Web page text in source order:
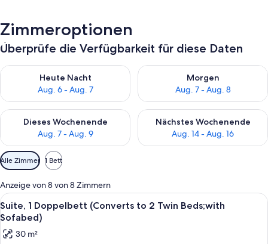
Zimmeroptionen
Überprüfe die Verfügbarkeit für diese Daten
Heute Nacht
Aug. 6 - Aug. 7
Überprüfe die Verfügbarkeit für heute Nacht, Aug. 6 - Aug. 7.
Morgen
Aug. 7 - Aug. 8
Überprüfe die Verfügbarkeit
Dieses Wochenende
Aug. 7 - Aug. 9
Überprüfe die Verfügbarkeit für dieses Wochenende, Aug. 7
Nächstes Wochenende
Aug. 14 - Aug. 16
Überprüfe die Verfügbarkeit
Verfügbare
Filter
für
Zimmer
Alle Zimmer 1 Bett
Anzeige von 8 von 8 Zimmern
Alle
Fotos
für
Suite,
Ein modernes Hotelzimmer mit
10
Suite, 1 Doppelbett (Converts to 2 Twin Beds;with
Sofabed)
30 m²